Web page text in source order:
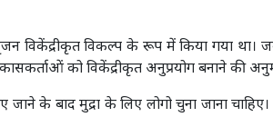
विकेंद्रीकृत विकल्प के रूप में किया गया
को विकेंद्रीकृत अनुप्रयोग बनाने की
जाने के बाद मुद्रा के लिए लोगो चुना जाना